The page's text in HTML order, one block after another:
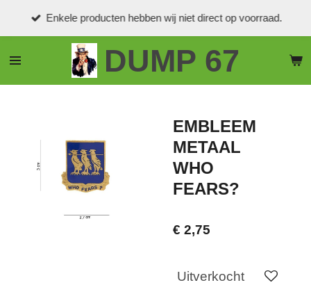
de
DUMP 67
Enkele producten hebben wij niet direct op voorraad.
EMBLEEM
METAAL
WHO
FEARS?
€ 2,75
Uitverkocht